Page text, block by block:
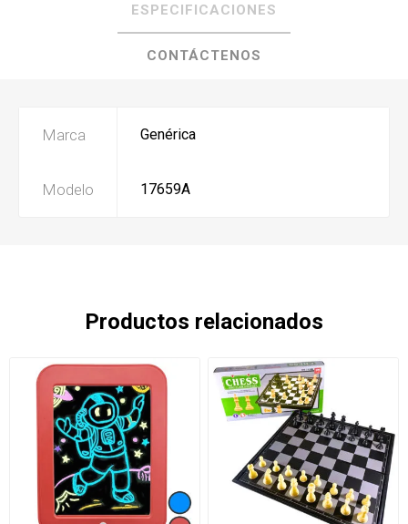
ESPECIFICACIONES
CONTÁCTENOS
Marca Genérica
Modelo 17659A
Productos relacionados